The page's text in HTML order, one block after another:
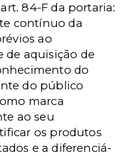
84-F da portaria:
contínuo da
ao
de aquisição de
do
do público
marca
ao seu
os produtos
e a diferenciá-